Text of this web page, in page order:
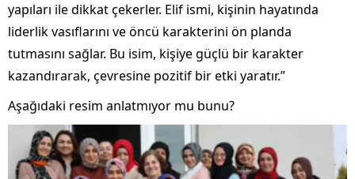
yapıları ile dikkat çekerler. Elif ismi, kişinin hayatında
liderlik vasıflarını ve öncü karakterini ön planda
tutmasını sağlar. Bu isim, kişiye güçlü bir karakter
kazandırarak, çevresine pozitif bir etki yaratır.”
Aşağıdaki resim anlatmıyor mu bunu?